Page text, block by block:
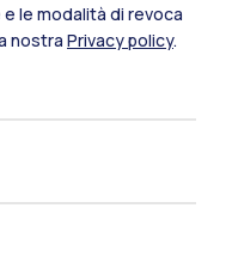
le modalità di revoca
nostra Privacy policy.